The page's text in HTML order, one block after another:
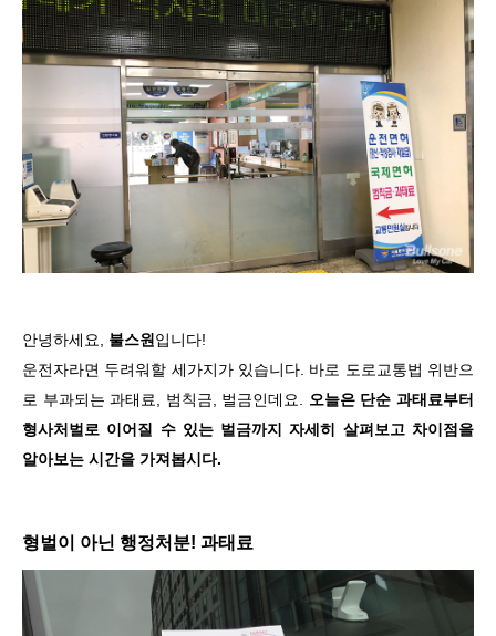
안녕하세요, 불스원 입니다!
운전자라면 두려워할 세가지가 있습니다 바로 도로교통법 위반으
로 부과되는 과태료
범칙금 벌금인데요 오늘은 단순과태료부터
형사처벌로 이어질 수 있는 벌금까지
자세히 살펴보고 차이점을
알아보는 시간을 가져봅시다.
형벌이 아닌 행정처분! 과태료